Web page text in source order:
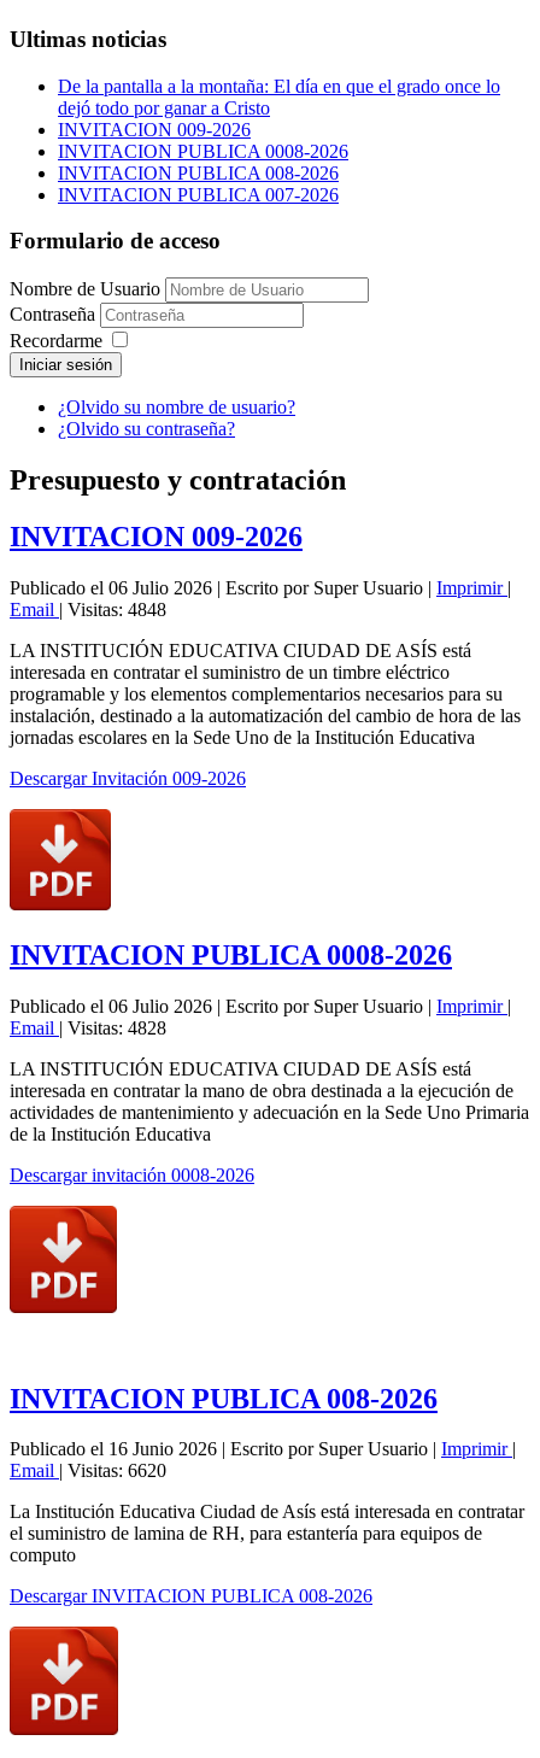
Ultimas noticias
De la pantalla a la montaña: El día en que el grado once lo
dejó todo por ganar a Cristo
INVITACION 009-2026
INVITACION PUBLICA 0008-2026
INVITACION PUBLICA 008-2026
INVITACION PUBLICA 007-2026
Formulario de acceso
Nombre de Usuario
Contraseña
Recordarme
Iniciar sesión
¿Olvido su nombre de usuario?
¿Olvido su contraseña?
Presupuesto y contratación
INVITACION 009-2026
Publicado el 06 Julio 2026 | Escrito por Super Usuario | Imprimir |
Email | Visitas: 4848
LA INSTITUCIÓN EDUCATIVA CIUDAD DE ASÍS está
interesada en contratar el suministro de un timbre eléctrico
programable y los elementos complementarios necesarios para su
instalación, destinado a la automatización del cambio de hora de las
jornadas escolares en la Sede Uno de la Institución Educativa
Descargar Invitación 009-2026
INVITACION PUBLICA 0008-2026
Publicado el 06 Julio 2026 | Escrito por Super Usuario | Imprimir |
Email | Visitas: 4828
LA INSTITUCIÓN EDUCATIVA CIUDAD DE ASÍS está
interesada en contratar la mano de obra destinada a la ejecución de
actividades de mantenimiento y adecuación en la Sede Uno Primaria
de la Institución Educativa
Descargar invitación 0008-2026
INVITACION PUBLICA 008-2026
Publicado el 16 Junio 2026 | Escrito por Super Usuario | Imprimir |
Email | Visitas: 6620
La Institución Educativa Ciudad de Asís está interesada en contratar
el suministro de lamina de RH, para estantería para equipos de
computo
Descargar INVITACION PUBLICA 008-2026